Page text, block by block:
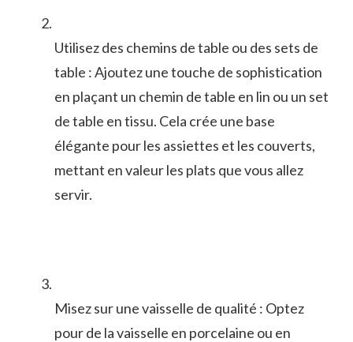
Utilisez des chemins de table ou des sets de
table : Ajoutez une touche de sophistication
en plaçant un chemin​ de table en lin ou un set​
de table en tissu. Cela crée une base
élégante pour les assiettes et les couverts,
mettant en valeur les plats que vous⁤ allez
servir.
Misez sur⁤ une vaisselle ‍de qualité : Optez
pour ‌de la vaisselle en porcelaine ou en